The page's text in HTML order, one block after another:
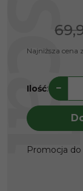
Najniższa cena
Ilość: −
Promocja do